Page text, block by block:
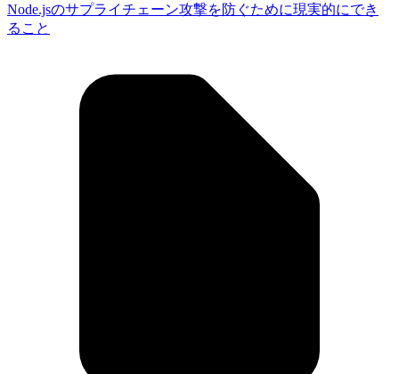
Node.jsのサプライチェーン攻撃を防ぐために現実的にでき
ること